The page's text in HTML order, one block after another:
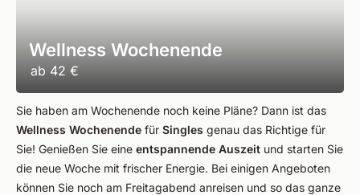
Wellness Wochenende
ab 42 €
Sie haben am Wochenende noch keine Pläne? Dann ist das
Wellness Wochenende für Singles genau das Richtige für
Sie! Genießen Sie eine entspannende Auszeit und starten Sie
die neue Woche mit frischer Energie. Bei einigen Angeboten
können Sie noch am Freitagabend anreisen und so das ganze